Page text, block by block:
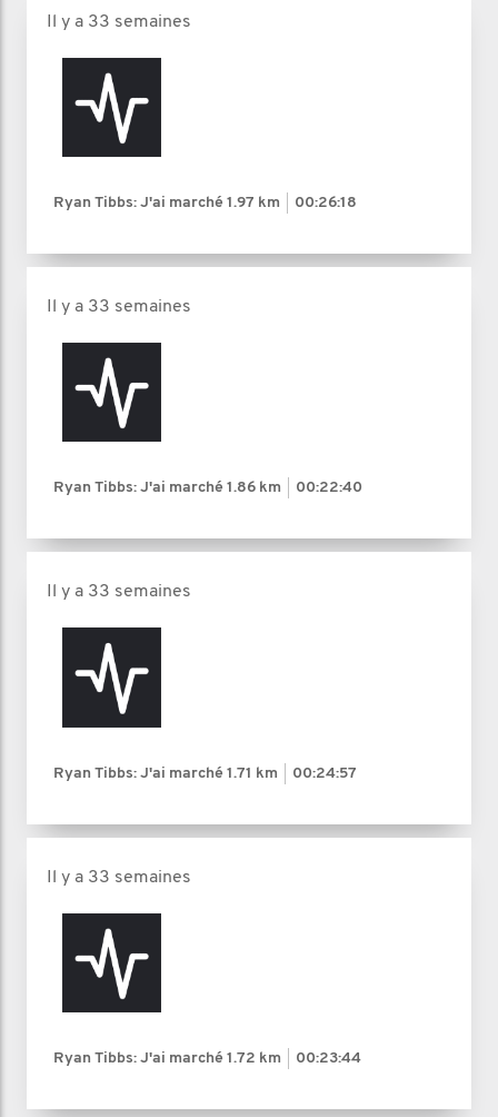
Il y a 33 semaines
Ryan Tibbs: J'ai marché 1.97 km 00:26:18
Il y a 33 semaines
Ryan Tibbs: J'ai marché 1.86 km 00:22:40
Il y a 33 semaines
Ryan Tibbs: J'ai marché 1.71 km 00:24:57
Il y a 33 semaines
Ryan Tibbs: J'ai marché 1.72 km 00:23:44